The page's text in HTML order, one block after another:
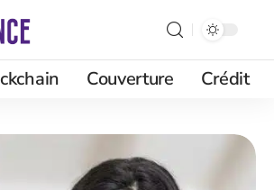
Couverture Crédit